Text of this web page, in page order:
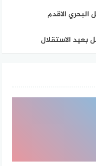
الاقدم
بعيد الاستقلال